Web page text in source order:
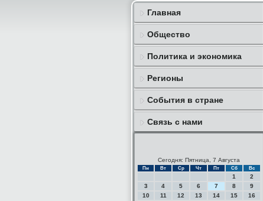
Главная
Общество
Политика и экономика
Регионы
События в стране
Связь с нами
Сегодня: Пятница, 7 Августа
Пн Вт Ср Чт Пт Сб Вс
1
2
3
4 5 6 7 8
9
10
11 12 13 14 15
16